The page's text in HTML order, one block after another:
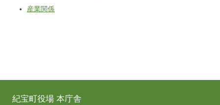
産業関係
紀宝町役場 本庁舎